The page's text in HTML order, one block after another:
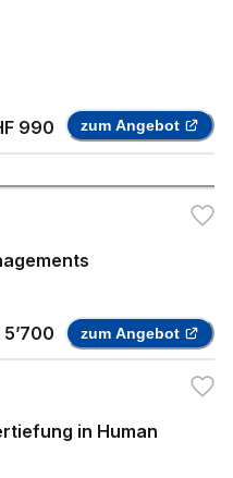
990 zum Angebot
5’700 zum Angebot
in Human